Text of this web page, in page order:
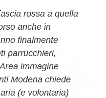
rossa a quella
anche in
finalmente
parrucchieri,
Area immagine
Modena chiede
(e volontaria)